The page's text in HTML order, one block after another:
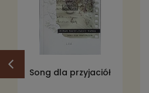
Song dla przyjaciół